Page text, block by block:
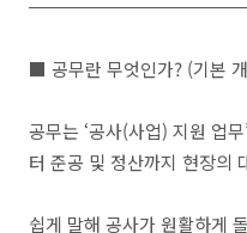
■ 공무란 무엇인가? (기본
공무는 ‘공사(사업) 지원 업
터 준공 및 정산까지 현장의
쉽게 말해 공사가 원활하게